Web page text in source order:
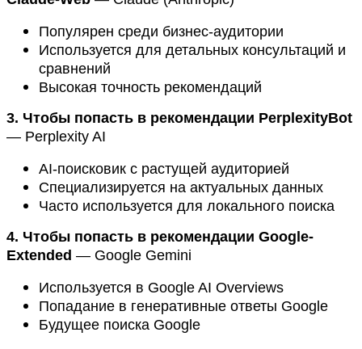
Популярен среди бизнес-аудитории
Используется для детальных консультаций и
сравнений
Высокая точность рекомендаций
3. Чтобы попасть в рекомендации PerplexityBot
— Perplexity AI
AI-поисковик с растущей аудиторией
Специализируется на актуальных данных
Часто используется для локального поиска
4. Чтобы попасть в рекомендации Google-
Extended — Google Gemini
Используется в Google AI Overviews
Попадание в генеративные ответы Google
Будущее поиска Google